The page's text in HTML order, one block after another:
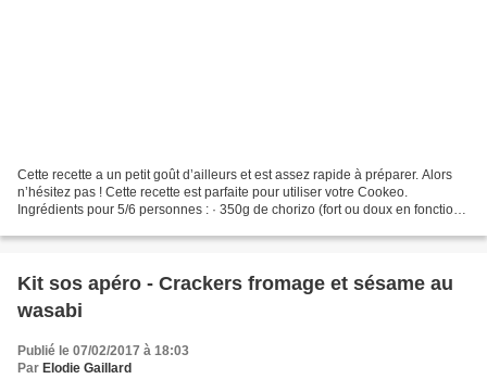
Cette recette a un petit goût d’ailleurs et est assez rapide à préparer. Alors
n’hésitez pas ! Cette recette est parfaite pour utiliser votre Cookeo.
Ingrédients pour 5/6 personnes : · 350g de chorizo (fort ou doux en fonction
Kit sos apéro - Crackers fromage et sésame au
wasabi
Publié le 07/02/2017 à 18:03
Par Elodie Gaillard